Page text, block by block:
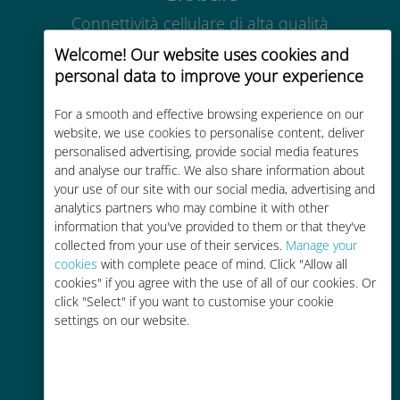
Welcome! Our website uses cookies and
personal data to improve your experience
For a smooth and effective browsing experience on our
website, we use cookies to personalise content, deliver
personalised advertising, provide social media features
and analyse our traffic. We also share information about
your use of our site with our social media, advertising and
analytics partners who may combine it with other
information that you've provided to them or that they've
collected from your use of their services. Manage your
cookies with complete peace of mind. Click "Allow all
cookies" if you agree with the use of all of our cookies. Or
click "Select" if you want to customise your cookie
settings on our website.
Connettività cellulare di alta qualità
in tutto il mondo in oltre 200
destinazioni
Economico
Fino al 90% in meno rispetto alle
tariffe di roaming con il vostro
operatore attuale